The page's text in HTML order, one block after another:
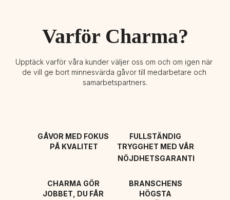
Varför Charma?
Upptäck varför våra kunder väljer oss om och om igen när
de vill ge bort minnesvärda gåvor till medarbetare och
samarbetspartners.
GÅVOR MED FOKUS
PÅ KVALITET
FULLSTÄNDIG
TRYGGHET MED VÅR
NÖJDHETSGARANTI
CHARMA GÖR
JOBBET, DU FÅR
BRANSCHENS
HÖGSTA